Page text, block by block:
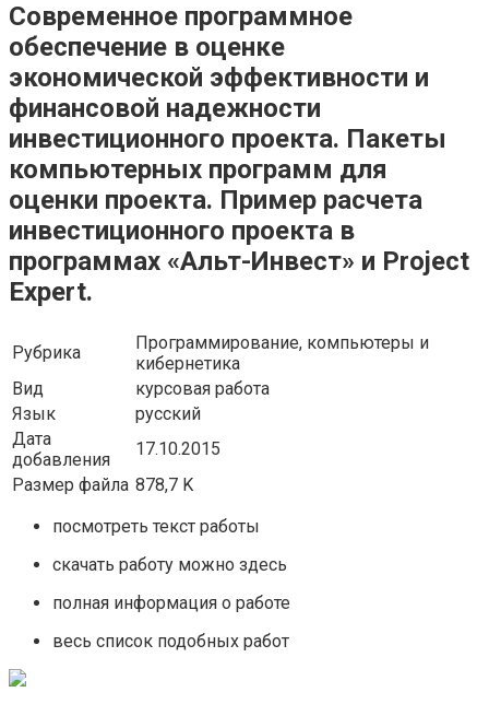
Современное программное
обеспечение в оценке
экономической эффективности и
финансовой надежности
инвестиционного проекта. Пакеты
компьютерных программ для
оценки проекта. Пример расчета
инвестиционного проекта в
программах «Альт-Инвест» и Project
Expert.
Рубрика
Программирование, компьютеры и
кибернетика
Вид
курсовая работа
Язык
русский
Дата
добавления
17.10.2015
Размер файла 878,7 K
посмотреть текст работы
скачать работу можно здесь
полная информация о работе
весь список подобных работ